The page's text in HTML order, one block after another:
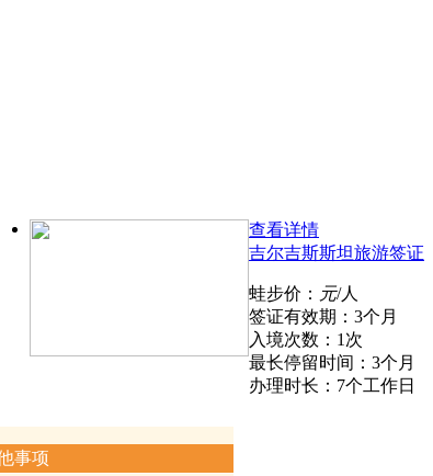
查看详情
吉尔吉斯斯坦旅游签证
蛙步价： 元/人
签证有效期：3个月
入境次数：1次
最长停留时间：3个月
办理时长：7个工作日
事项